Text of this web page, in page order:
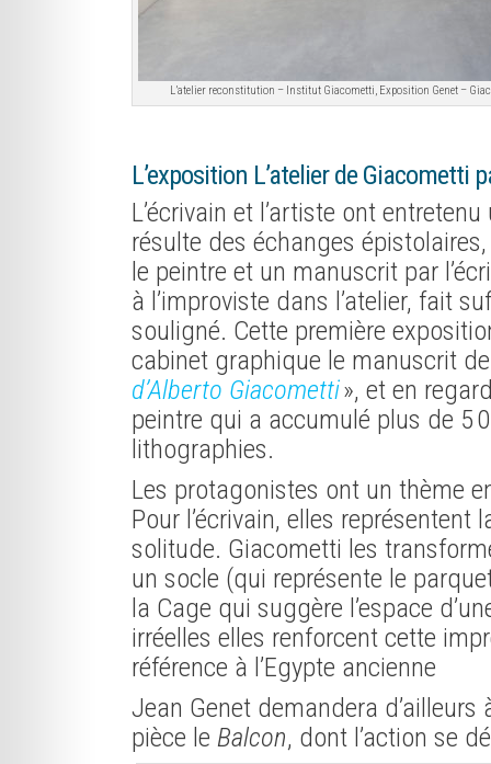
L’atelier reconstitution – Institut Giacometti, Exposition Genet –
L’exposition L’atelierde Giacometti
L’écrivain et l’artiste ont
résulte des échanges
le peintre et un manuscrit par
à l’improviste dans l’atelier, fait
souligné. Cette première
cabinet graphique le manuscrit
d’Alberto Giacometti», et en
peintre qui a accumulé plus de 5
lithographies.
Les protagonistes ont un thème
Pour l’écrivain, elles représentent
solitude. Giacometti les
un socle (qui représente le
la Cage qui suggère l’espace
irréelles elles renforcent cette
référence à l’Egypte ancienne
Jean Genet demandera d’ailleurs
pièce le Balcon, dont l’action se